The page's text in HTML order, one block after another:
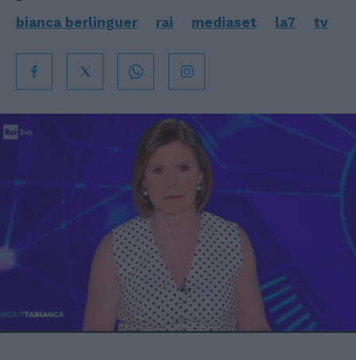
bianca berlinguer rai mediaset la7 tv